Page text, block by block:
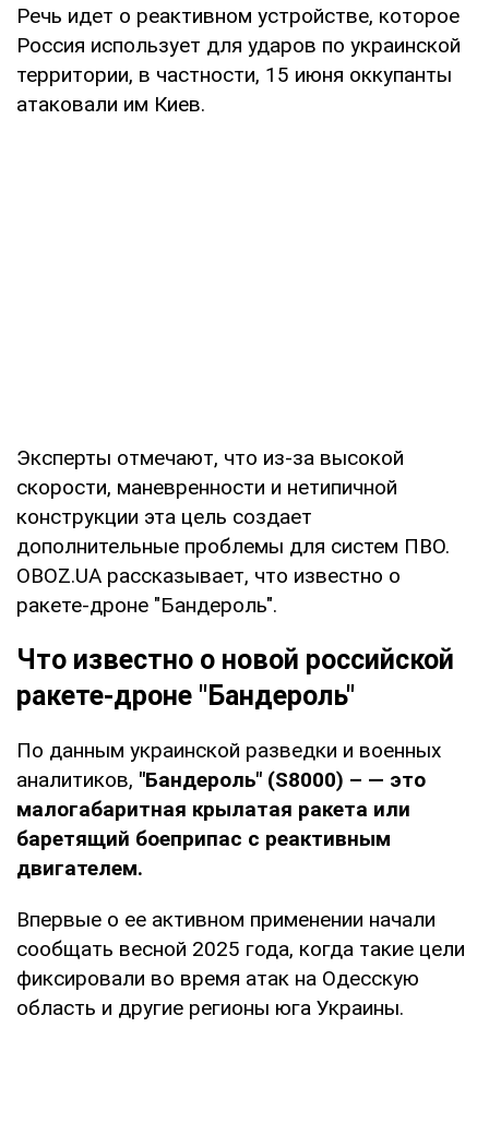
Речь идет о реактивном устройстве, которое
Россия использует для ударов по украинской
территории, в частности, 15 июня оккупанты
атаковали им Киев.
Эксперты отмечают, что из-за высокой
скорости, маневренности и нетипичной
конструкции эта цель создает
дополнительные проблемы для систем ПВО.
OBOZ.UA рассказывает, что известно о
ракете-дроне "Бандероль".
Что известно о новой российской
ракете-дроне "Бандероль"
По данным украинской разведки и военных
аналитиков, "Бандероль" (S8000) – — это
малогабаритная крылатая ракета или
баретящий боеприпас с реактивным
двигателем.
Впервые о ее активном применении начали
сообщать весной 2025 года, когда такие цели
фиксировали во время атак на Одесскую
область и другие регионы юга Украины.